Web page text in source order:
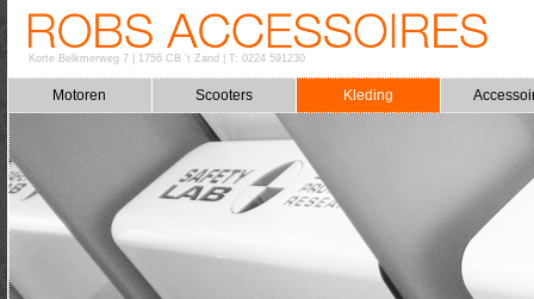
Korte Belkmerweg 7| 1756 CB 't Zand T: 0224 591230
Motoren Scooters Kleding